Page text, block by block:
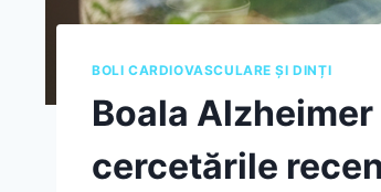
BOLI CARDIOVASCULARE ȘI DINȚI
Boala
cercetările